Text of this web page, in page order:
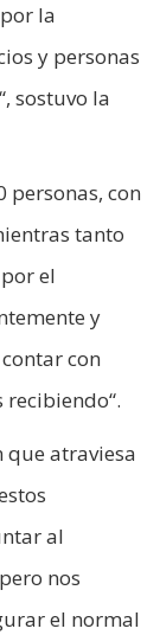
la
y personas
sostuvo la
personas, con
tanto
el
y
con
atraviesa
al
nos
el normal